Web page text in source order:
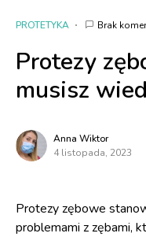
PROTETYKA Brak
Protezy
musisz
Anna Wiktor
4 listopada, 2023
Protezy zębowe
problemami z zębami,